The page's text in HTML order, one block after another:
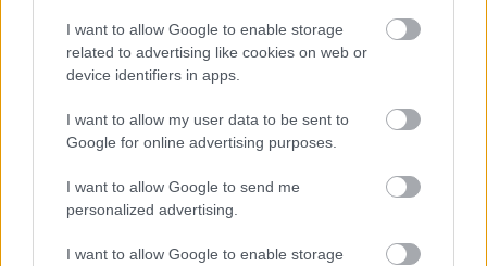
I want to allow Google to enable storage
related to advertising like cookies on web or
device identifiers in apps.
I want to allow my user data to be sent to
Google for online advertising purposes.
I want to allow Google to send me
personalized advertising.
I want to allow Google to enable storage